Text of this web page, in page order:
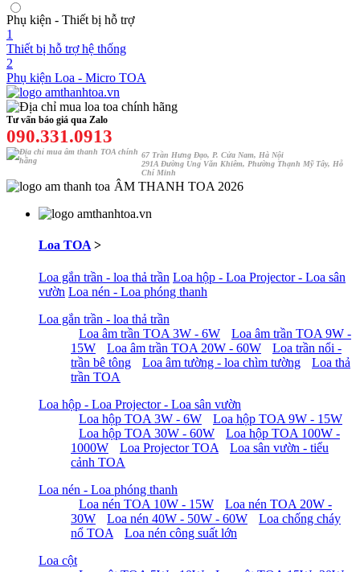
Phụ kiện - Thiết bị hỗ trợ
1
Thiết bị hỗ trợ hệ thống
2
Phụ kiện Loa - Micro TOA
Tư vấn báo giá qua Zalo
090.331.0913
67 Trần Hưng Đạo, P. Cửa Nam, Hà Nội
291A Đường Ung Văn Khiêm, Phường Thạnh Mỹ Tây, Hỗ
Chí Minh
ÂM THANH TOA 2026
Loa TOA >
Loa gắn trần - loa thả trần Loa hộp - Loa Projector - Loa sân
vườn Loa nén - Loa phóng thanh
Loa gắn trần - loa thả trần
Loa âm trần TOA 3W - 6W
Loa âm trần TOA 9W -
15W
Loa âm trần TOA 20W - 60W
Loa trần nổi -
trần bê tông
Loa âm tường - loa chìm tường
Loa thả
trần TOA
Loa hộp - Loa Projector - Loa sân vườn
Loa hộp TOA 3W - 6W
Loa hộp TOA 9W - 15W
Loa hộp TOA 30W - 60W
Loa hộp TOA 100W -
1000W
Loa Projector TOA
Loa sân vườn - tiểu
cảnh TOA
Loa nén - Loa phóng thanh
Loa nén TOA 10W - 15W
Loa nén TOA 20W -
30W
Loa nén 40W - 50W - 60W
Loa chống cháy
nổ TOA
Loa nén công suất lớn
Loa cột